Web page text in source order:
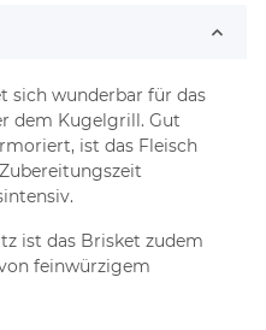
sich wunderbar für das
dem Kugelgrill. Gut
ist das Fleisch
ist das Brisket zudem
feinwürzigem